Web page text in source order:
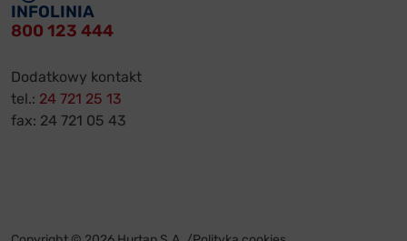
INFOLINIA
800 123 444
Dodatkowy kontakt
tel.: 24 721 25 13
fax: 24 721 05 43